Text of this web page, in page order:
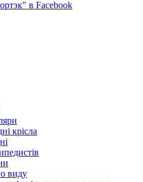
крісла
виду